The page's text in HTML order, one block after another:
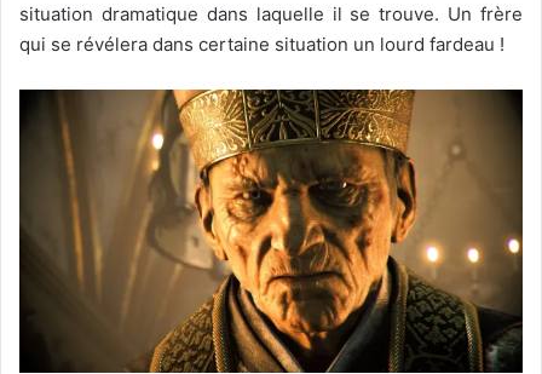
situation dramatique dans laquelle il se trouve. Un frère
qui se révélera dans certaine situation un lourd fardeau !